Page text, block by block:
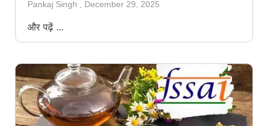
Pankaj Singh December 29, 2025
और पढ़ें ...